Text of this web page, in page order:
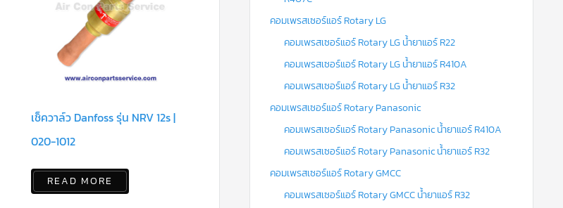
เช็ควาล์ว Danfoss รุ่น NRV 12s |
020-1012
READ MORE
คอมเพรสเซอร์แอร์ Rotary LG
คอมเพรสเซอร์แอร์ Rotary LG น้ำยาแอร์ R22
คอมเพรสเซอร์แอร์ Rotary LG น้ำยาแอร์ R410A
คอมเพรสเซอร์แอร์ Rotary LG น้ำยาแอร์ R32
คอมเพรสเซอร์แอร์ Rotary Panasonic
คอมเพรสเซอร์แอร์ Rotary Panasonic น้ำยาแอร์ R410A
คอมเพรสเซอร์แอร์ Rotary Panasonic น้ำยาแอร์ R32
คอมเพรสเซอร์แอร์ Rotary GMCC
คอมเพรสเซอร์แอร์ Rotary GMCC น้ำยาแอร์ R32